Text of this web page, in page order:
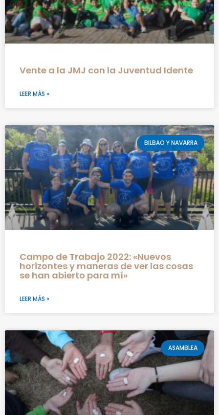
Vente a la JMJ con la Juventud Idente
LEER MÁS »
BILBAO Y NAVARRA
Campo de Trabajo 2022: «Nuevos
horizontes y maneras de ver las cosas
se han abierto para mí»
LEER MÁS »
ASAMBLEA